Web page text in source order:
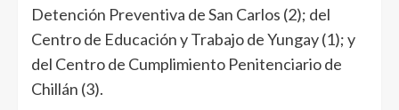
Detención Preventiva de San Carlos (2); del
Centro de Educación y Trabajo de Yungay (1); y
del Centro de Cumplimiento Penitenciario de
Chillán (3).